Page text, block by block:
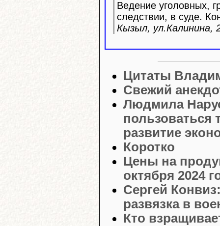
Ведение уголовных,
следствии, в суде.
Кызыл, ул.Калинина,
Цитаты
Свежий
Людмила
пользоваться
развитие
Коротко
Цены на
октября 2024
Сергей
развязка в
Кто